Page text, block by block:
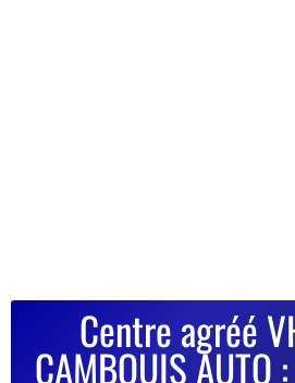
Centre agréé
CAMBOUIS